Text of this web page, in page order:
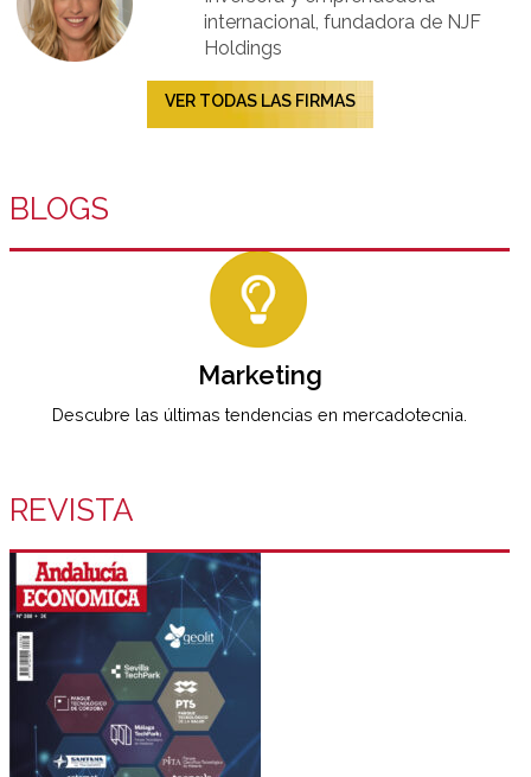
internacional, fundadora de NJF
Holdings
VER TODAS LAS FIRMAS
BLOGS
Marketing
Descubre las últimas tendencias en mercadotecnia.
REVISTA